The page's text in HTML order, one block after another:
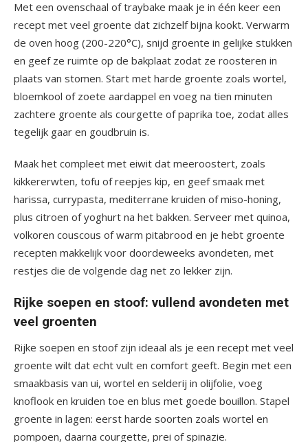
Met een ovenschaal of traybake maak je in één keer een
recept met veel groente dat zichzelf bijna kookt. Verwarm
de oven hoog (200-220°C), snijd groente in gelijke stukken
en geef ze ruimte op de bakplaat zodat ze roosteren in
plaats van stomen. Start met harde groente zoals wortel,
bloemkool of zoete aardappel en voeg na tien minuten
zachtere groente als courgette of paprika toe, zodat alles
tegelijk gaar en goudbruin is.
Maak het compleet met eiwit dat meeroostert, zoals
kikkererwten, tofu of reepjes kip, en geef smaak met
harissa, currypasta, mediterrane kruiden of miso-honing,
plus citroen of yoghurt na het bakken. Serveer met quinoa,
volkoren couscous of warm pitabrood en je hebt groente
recepten makkelijk voor doordeweeks avondeten, met
restjes die de volgende dag net zo lekker zijn.
Rijke soepen en stoof: vullend avondeten met
veel groenten
Rijke soepen en stoof zijn ideaal als je een recept met veel
groente wilt dat echt vult en comfort geeft. Begin met een
smaakbasis van ui, wortel en selderij in olijfolie, voeg
knoflook en kruiden toe en blus met goede bouillon. Stapel
groente in lagen: eerst harde soorten zoals wortel en
pompoen, daarna courgette, prei of spinazie.